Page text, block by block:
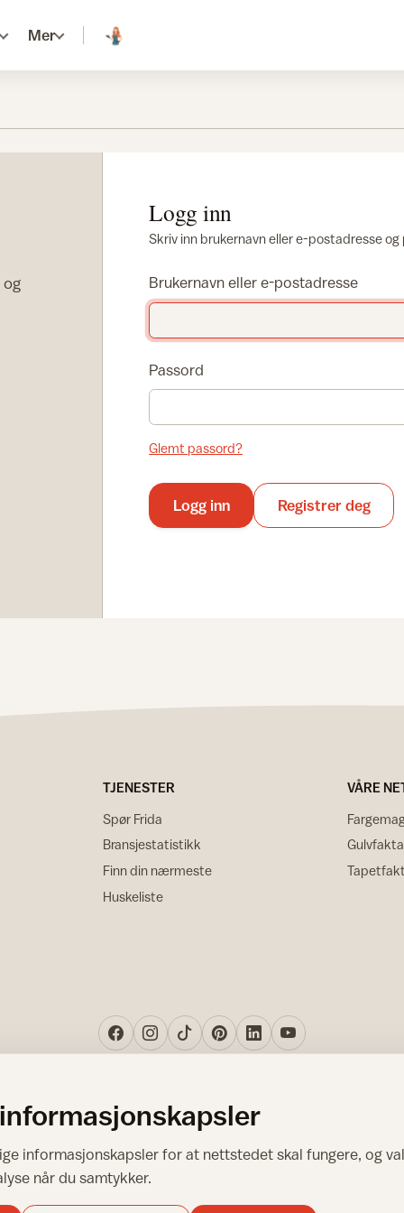
Mer
Logg inn
Skriv inn brukernavn eller e-postadresse
Brukernavn eller e-postadresse
Passord
Glemt passord?
Logg inn Registrer deg
TJENESTER
Spør Frida
Bransjestatistikk
Finn din nærmeste
Huskeliste
VÅRE
Gulvfakta
Copyright © 1995-2026. All Rights Reserved.
Ansvarlig redaktør: Helge Bod Vangen
informasjonskapsler for at nettstedet skal fungere, og
når du samtykker.